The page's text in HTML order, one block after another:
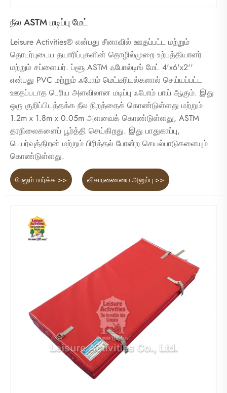
நீல ASTM மடிப்பு மேட்
Leisure Activities® என்பது சீனாவில் ஊதப்பட்ட மற்றும்
தொடர்புடைய தயாரிப்புகளின் தொழில்முறை உற்பத்தியாளர்
மற்றும் சப்ளையர். ப்ளூ ASTM ஃபோல்டிங் மேட் 4'x6'x2''
என்பது PVC மற்றும் ஃபோம் மெட்டீரியல்களால் செய்யப்பட்ட
ஊதப்படாத பெரிய அளவிலான மடிப்பு ஃபோம் பாய் ஆகும். இது
ஒரு குறிப்பிடத்தக்க நீல நிறத்தைக் கொண்டுள்ளது மற்றும்
1.2m x 1.8m x 0.05m அளவைக் கொண்டுள்ளது, ASTM
தரநிலைகளைப் பூர்த்தி செய்கிறது. இது பாதுகாப்பு,
பெயர்வுத்திறன் மற்றும் பிரித்தல் போன்ற செயல்பாடுகளையும்
கொண்டுள்ளது.
மேலும் பார்க்க >> விசாரணையை அனுப்பு >>